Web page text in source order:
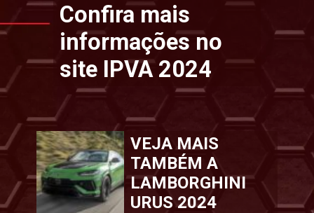
VEJA MAIS
TAMBÉM A
LAMBORGHINI
URUS 2024
Confira mais
informações no
site IPVA 2024